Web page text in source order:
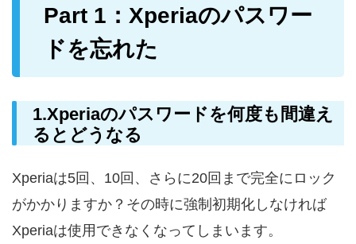
Part 1：Xperiaのパスワー
ドを忘れた
1.Xperiaのパスワードを何度も間違え
るとどうなる
Xperiaは5回、10回、さらに20回まで完全にロック
がかかりますか？その時に強制初期化しなければ
Xperiaは使用できなくなってしまいます。